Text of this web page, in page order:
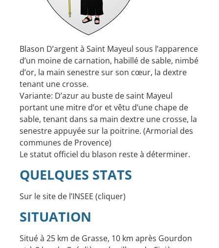
Blason D’argent à Saint Mayeul sous l’apparence
d’un moine de carnation, habillé de sable, nimbé
d’or, la main senestre sur son cœur, la dextre
tenant une crosse.
Variante: D’azur au buste de saint Mayeul
portant une mitre d’or et vêtu d’une chape de
sable, tenant dans sa main dextre une crosse, la
senestre appuyée sur la poitrine. (Armorial des
communes de Provence)
Le statut officiel du blason reste à déterminer.
QUELQUES STATS
Sur le site de l’INSEE (cliquer)
SITUATION
Situé à 25 km de Grasse, 10 km après Gourdon